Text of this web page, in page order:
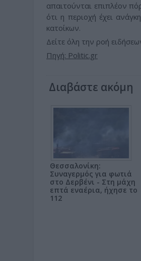
απαιτούνται επιπλέον
ότι η περιοχή έχει
κατοίκων.
Δείτε όλη την ροή
Πηγή: Politic.gr
Διαβάστε ακόμη
Θεσσαλονίκη:
Συναγερμός για φωτιά
στο Δερβένι - Στη μάχη
επτά εναέρια, ήχησε το
112